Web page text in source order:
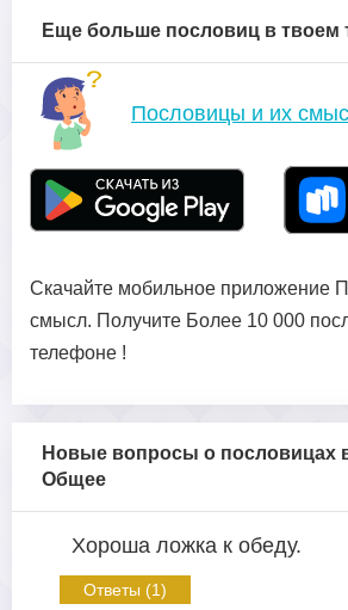
Еще больше пословиц в твоем
Пословицы и их
Скачайте мобильное приложение
смысл. Получите Более 10 000
телефоне !
Новые вопросы о пословицах
Общее
Хороша ложка к обеду.
Ответы (1)